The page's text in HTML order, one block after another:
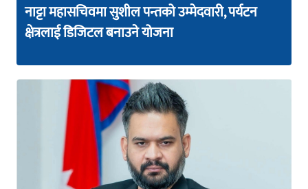
नाट्टा महासचिवमा सुशील पन्तको उम्मेदवारी, पर्यटन
क्षेत्रलाई डिजिटल बनाउने योजना